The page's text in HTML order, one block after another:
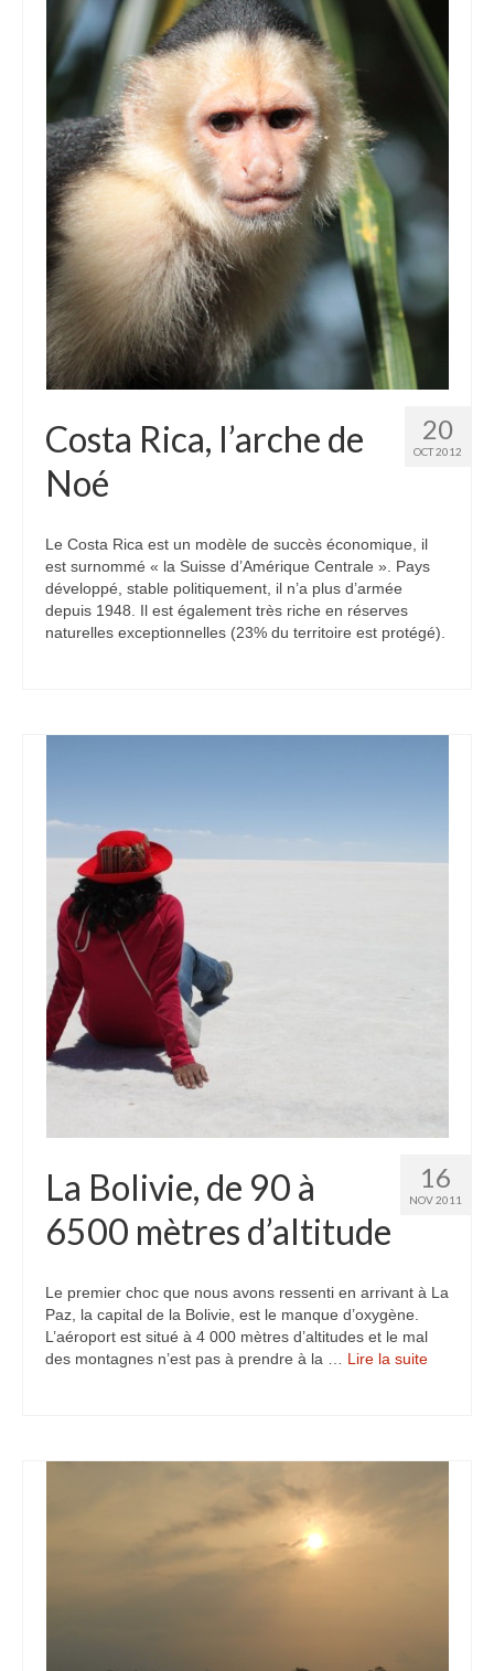
20
OCT 2012
Costa Rica, l’arche de
Noé
Le Costa Rica est un modèle de succès économique, il
est surnommé « la Suisse d’Amérique Centrale ». Pays
développé, stable politiquement, il n’a plus d’armée
depuis 1948. Il est également très riche en réserves
naturelles exceptionnelles (23% du territoire est protégé).
16
NOV 2011
La Bolivie, de 90 à
6500 mètres d’altitude
Le premier choc que nous avons ressenti en arrivant à La
Paz, la capital de la Bolivie, est le manque d’oxygène.
L’aéroport est situé à 4 000 mètres d’altitudes et le mal
des montagnes n’est pas à prendre à la … Lire la suite­­